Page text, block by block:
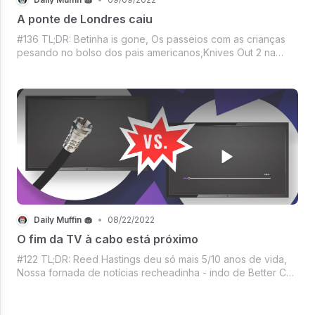
A ponte de Londres caiu
#136 TL;DR: Betinha is gone, Os passeios com as crianças
pesando no bolso dos pais americanos,Knives Out 2 na
Mercado crypto ignorando Jerome
Daily Muffin 🧁 • 08/22/2022
O fim da TV à cabo está próximo
#122 TL;DR: Reed Hastings deu só mais 5/10 anos de vida,
Nossa fornada de notícias recheadinha - indo de Better Call